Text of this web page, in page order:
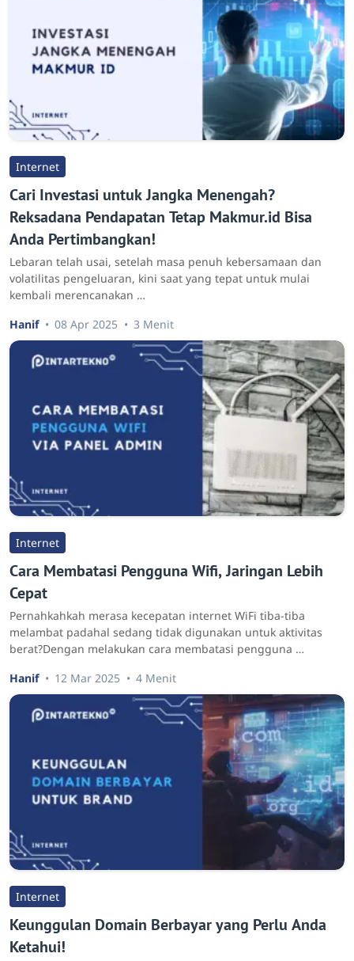
Internet
Cari Investasi untuk Jangka Menengah?
Reksadana Pendapatan Tetap Makmur.id Bisa
Anda Pertimbangkan!
Lebaran telah usai, setelah masa penuh kebersamaan dan
volatilitas pengeluaran, kini saat yang tepat untuk mulai
kembali merencanakan …
Hanif
08 Apr 2025 3 Menit
Internet
Cara Membatasi Pengguna Wifi, Jaringan Lebih
Cepat
Pernahkahkah merasa kecepatan internet WiFi tiba-tiba
melambat padahal sedang tidak digunakan untuk aktivitas
berat?Dengan melakukan cara membatasi pengguna …
Hanif
12 Mar 2025 4 Menit
Internet
Keunggulan Domain Berbayar yang Perlu Anda
Ketahui!